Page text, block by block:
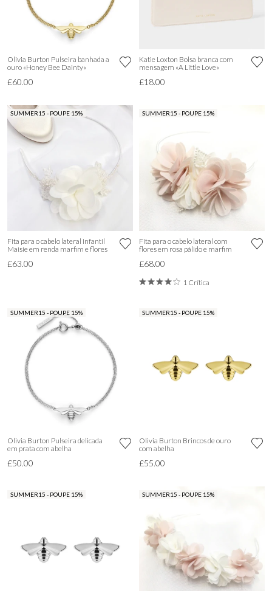
Olivia Burton Pulseira banhada a
ouro «Honey Bee Dainty»
£60.00
Katie Loxton Bolsa branca com
mensagem «A Little Love»
£18.00
SUMMER15 - POUPE 15%
Fita para o cabelo lateral infantil
Maisie em renda marfim e flores
£63.00
SUMMER15 - POUPE 15%
Fita para o cabelo lateral com
flores em rosa pálido e marfim
£68.00
1 Crítica
SUMMER15 - POUPE 15%
Olivia Burton Pulseira delicada
em prata com abelha
£50.00
SUMMER15 - POUPE 15%
Olivia Burton Brincos de ouro
com abelha
£55.00
SUMMER15 - POUPE 15% SUMMER15 - POUPE 15%